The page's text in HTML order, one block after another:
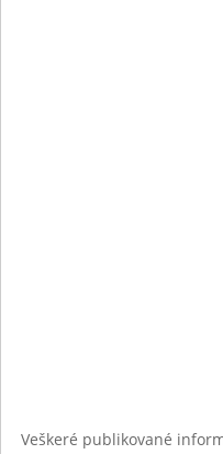
Veškeré publikované